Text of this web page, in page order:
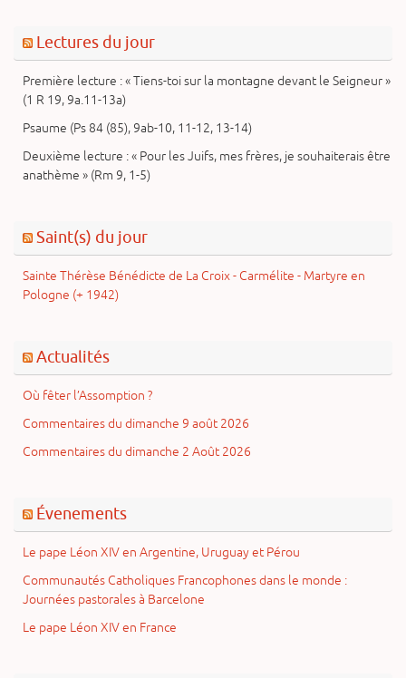
Lectures du jour
Première lecture : « Tiens-toi sur la montagne devant le Seigneur »
(1 R 19, 9a.11-13a)
Psaume (Ps 84 (85), 9ab-10, 11-12, 13-14)
Deuxième lecture : « Pour les Juifs, mes frères, je souhaiterais être
anathème » (Rm 9, 1-5)
Saint(s) du jour
Sainte Thérèse Bénédicte de La Croix - Carmélite - Martyre en
Pologne (+ 1942)
Actualités
Où fêter l’Assomption ?
Commentaires du dimanche 9 août 2026
Commentaires du dimanche 2 Août 2026
Évenements
Le pape Léon XIV en Argentine, Uruguay et Pérou
Communautés Catholiques Francophones dans le monde :
Journées pastorales à Barcelone
Le pape Léon XIV en France